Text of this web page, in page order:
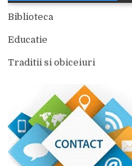
Biblioteca
Educatie
Traditii si obiceiuri